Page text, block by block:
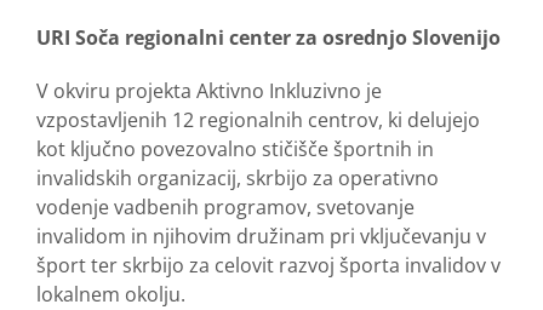
URI Soča regionalni center za osrednjo Slovenijo
V okviru projekta Aktivno Inkluzivno je
vzpostavljenih 12 regionalnih centrov, ki delujejo
kot ključno povezovalno stičišče športnih in
invalidskih organizacij, skrbijo za operativno
vodenje vadbenih programov, svetovanje
invalidom in njihovim družinam pri vključevanju v
šport ter skrbijo za celovit razvoj športa invalidov v
lokalnem okolju.